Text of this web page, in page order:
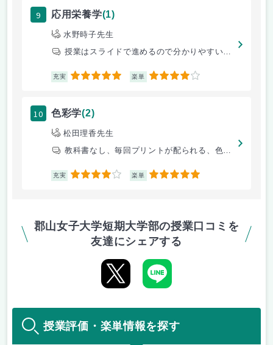
9 応用栄養学(1)
水野時子先生
授業はスライドで進めるので分かりやすいです。また、様々な世代の身体の特
充実 5 楽単 4
10 色彩学(2)
松田理香先生
教科書なし、毎回プリントが配られる、色の仕組みや効果などを学ぶ
充実 4 楽単 5
郡山女子大学短期大学部の授業口コミを
友達にシェアする
授業評価・楽単情報を探す